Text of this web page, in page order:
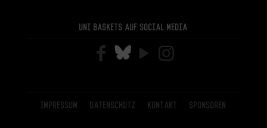
Uni Baskets auf Social Media
Impressum Datenschutz Kontakt Sponsoren